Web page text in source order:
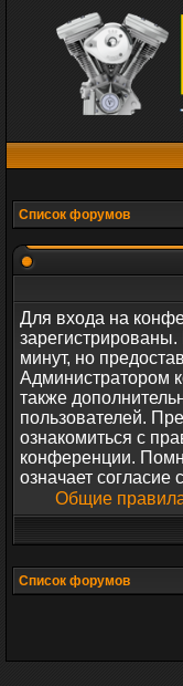
Список форумов
Для входа на
зарегистрированы.
минут, но
Администратором
также
пользователей.
ознакомиться с
конференции.
означает согласие
Общие
Список форумов